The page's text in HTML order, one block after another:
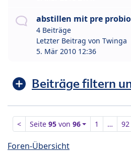
abstillen mit pre
4 Beiträge
Letzter Beitrag von Twinga
5. Mär 2010 12:36
Beiträge filtern
< Seite 95von 96 1 … 92
Foren-Übersicht